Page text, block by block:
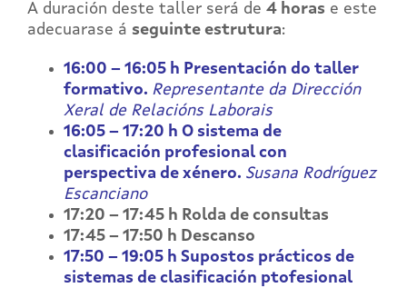
A duración deste taller será de 4 horas e este
adecuarase á seguinte estrutura:
16:00 – 16:05 h Presentación do taller
formativo. Representante da Dirección
Xeral de Relacións Laborais
16:05 – 17:20 h O sistema de
clasificación profesional con
perspectiva de xénero. Susana Rodríguez
Escanciano
17:20 – 17:45 h Rolda de consultas
17:45 – 17:50 h Descanso
17:50 – 19:05 h Supostos prácticos de
sistemas de clasificación ptofesional